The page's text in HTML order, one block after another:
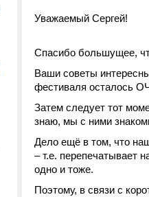
Уважаемый Сергей!
Спасибо большущее,
Ваши советы
фестиваля осталось
Затем следует тот
знаю, мы с ними
Дело ещё в том, что
– т.е. перепечатывает
одно и тоже.
Поэтому, в связи с